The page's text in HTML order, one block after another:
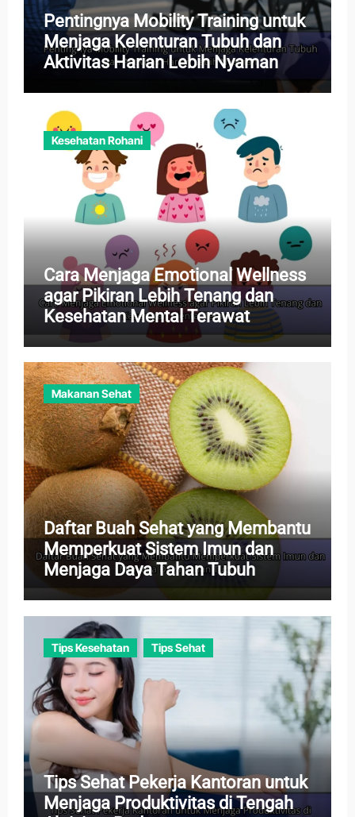
Pentingnya Mobility Training untuk
Menjaga Kelenturan Tubuh dan
Aktivitas Harian Lebih Nyaman
Kesehatan Rohani
Cara Menjaga Emotional Wellness
agar Pikiran Lebih Tenang dan
Kesehatan Mental Terawat
Makanan Sehat
Daftar Buah Sehat yang Membantu
Memperkuat Sistem Imun dan
Menjaga Daya Tahan Tubuh
Tips Kesehatan Tips Sehat
Tips Sehat Pekerja Kantoran untuk
Menjaga Produktivitas di Tengah